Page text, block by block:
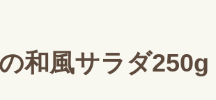
和風サラダ250g